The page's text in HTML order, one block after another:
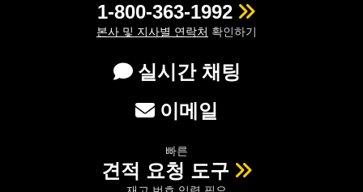
1-800-363-1992
본사 및 지사별 연락처 확인하기
실시간 채팅
이메일
빠른
견적 요청 도구